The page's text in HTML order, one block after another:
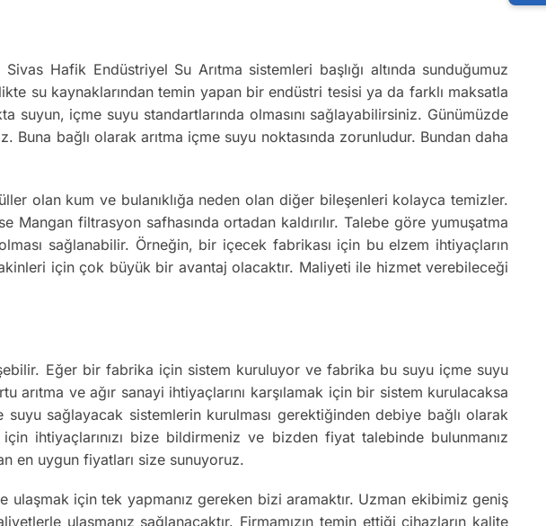
Hafik Endüstriyel Su Arıtma sistemleri başlığı altında sunduğumuz
su kaynaklarından temin yapan bir endüstri tesisi ya da farklı maksatla
suyun, içme suyu standartlarında olmasını sağlayabilirsiniz. Günümüzde
bağlı olarak arıtma içme suyu noktasında zorunludur. Bundan daha
olan kum ve bulanıklığa neden olan diğer bileşenleri kolayca temizler.
filtrasyon safhasında ortadan kaldırılır. Talebe göre yumuşatma
sağlanabilir. Örneğin, bir içecek fabrikası için bu elzem ihtiyaçların
için çok büyük bir avantaj olacaktır. Maliyeti ile hizmet verebileceği
Eğer bir fabrika için sistem kuruluyor ve fabrika bu suyu içme suyu
ve ağır sanayi ihtiyaçlarını karşılamak için bir sistem kurulacaksa
sağlayacak sistemlerin kurulması gerektiğinden debiye bağlı olarak
ihtiyaçlarınızı bize bildirmeniz ve bizden fiyat talebinde bulunmanız
en uygun fiyatları size sunuyoruz.
ulaşmak için tek yapmanız gereken bizi aramaktır. Uzman ekibimiz geniş
ulaşmanız sağlanacaktır. Firmamızın temin ettiği cihazların kalite